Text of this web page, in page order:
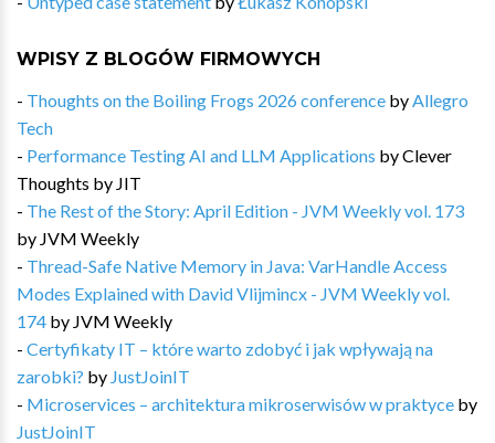
WPISY Z BLOGÓW FIRMOWYCH
- Thoughts on the Boiling Frogs 2026 conference by Allegro
Tech
- Performance Testing AI and LLM Applications byClever
Thoughts by JIT
- The Rest of the Story: April Edition - JVM Weekly vol. 173
by JVM Weekly
- Thread-Safe Native Memory in Java: VarHandle Access
Modes Explained with David Vlijmincx - JVM Weekly vol.
174 by JVM Weekly
- Certyfikaty IT – które warto zdobyć i jak wpływają na
zarobki? by JustJoinIT
- Microservices – architektura mikroserwisów w praktyce by
JustJoinIT